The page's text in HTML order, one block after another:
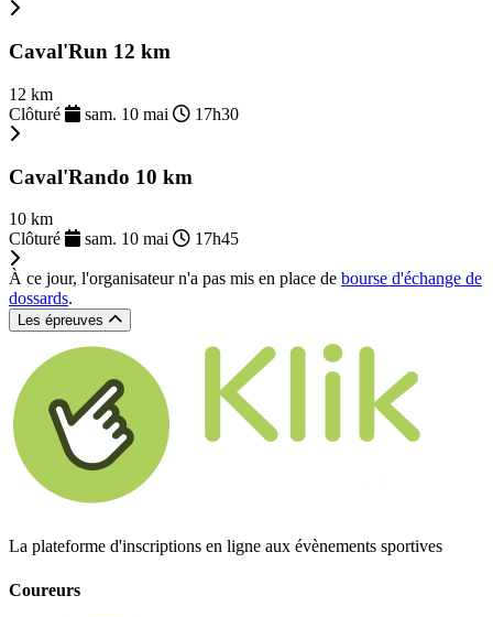
Caval'Run 12 km
12 km
Clôturé
sam. 10 mai 17h30
Caval'Rando 10 km
10 km
Clôturé
sam. 10 mai 17h45
À ce jour, l'organisateur n'a pas mis en place de bourse d'échange de
dossards.
Les épreuves
La plateforme d'inscriptions en ligne aux évènements sportives
Coureurs